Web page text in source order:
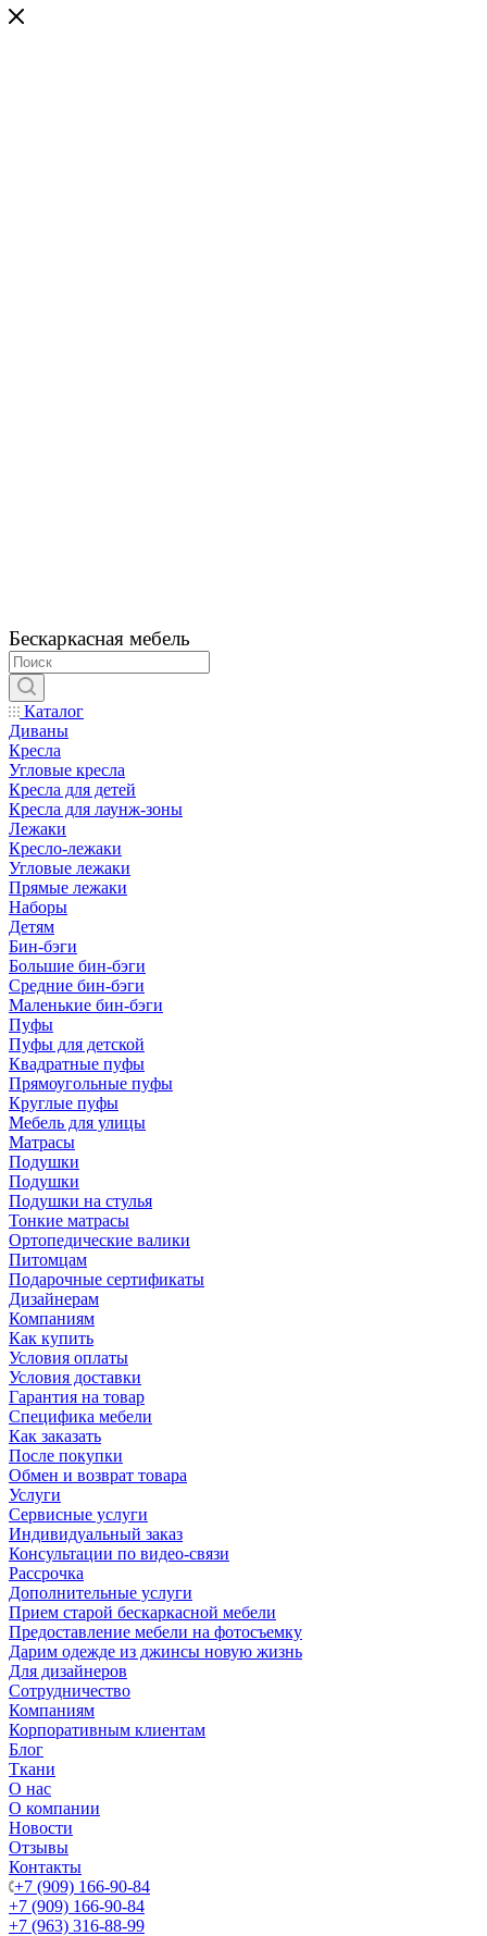
Бескаркасная мебель
Каталог
Диваны
Кресла
Угловые кресла
Кресла для детей
Кресла для лаунж-зоны
Лежаки
Кресло-лежаки
Угловые лежаки
Прямые лежаки
Наборы
Детям
Бин-бэги
Большие бин-бэги
Средние бин-бэги
Маленькие бин-бэги
Пуфы
Пуфы для детской
Квадратные пуфы
Прямоугольные пуфы
Круглые пуфы
Мебель для улицы
Матрасы
Подушки
Подушки
Подушки на стулья
Тонкие матрасы
Ортопедические валики
Питомцам
Подарочные сертификаты
Дизайнерам
Компаниям
Как купить
Условия оплаты
Условия доставки
Гарантия на товар
Специфика мебели
Как заказать
После покупки
Обмен и возврат товара
Услуги
Сервисные услуги
Индивидуальный заказ
Консультации по видео-связи
Рассрочка
Дополнительные услуги
Прием старой бескаркасной мебели
Предоставление мебели на фотосъемку
Дарим одежде из джинсы новую жизнь
Для дизайнеров
Сотрудничество
Компаниям
Корпоративным клиентам
Блог
Ткани
О нас
О компании
Новости
Отзывы
Контакты
+7 (909) 166-90-84
+7 (909) 166-90-84
+7 (963) 316-88-99